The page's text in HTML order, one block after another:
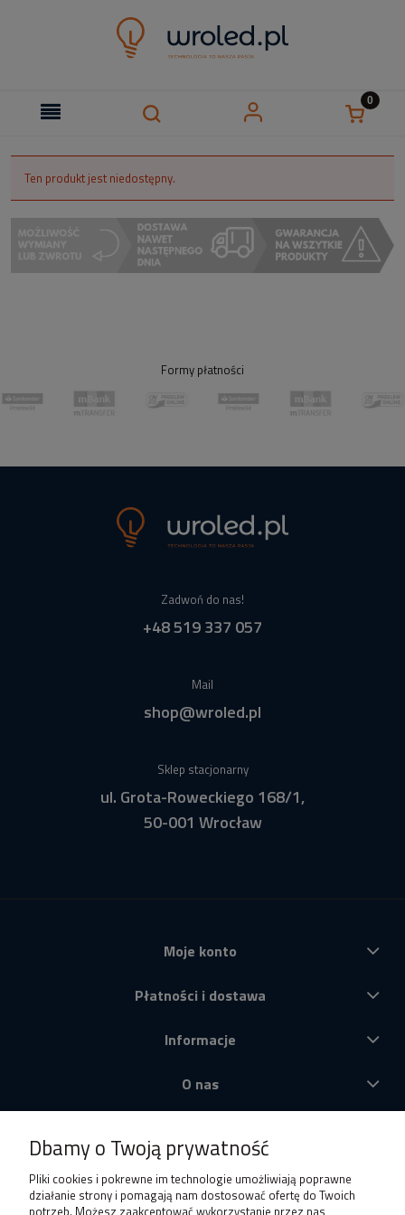
Ten produkt jest niedostępny.
Formy płatności
Zadwoń do nas!
+48 519 337 057
Mail
shop@wroled.pl
Sklep stacjonarny
ul. Grota-Roweckiego 168/1,
50-001 Wrocław
Moje konto
Płatności i dostawa
Informacje
O nas
Dbamy o Twoją prywatność
Pliki cookies i pokrewne im technologie umożliwiają poprawne
działanie strony i pomagają nam dostosować ofertę do Twoich
potrzeb. Możesz zaakceptować wykorzystanie przez nas